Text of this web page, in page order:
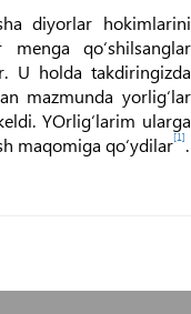
diyorlar hokimlarini
qo‘shilsanglar
U holda takdiringizda
mazmunda yorlig‘lar
YOrlig‘larim ularga
maqomiga qo‘ydilar[1].